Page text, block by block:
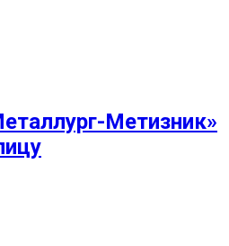
Метизник»